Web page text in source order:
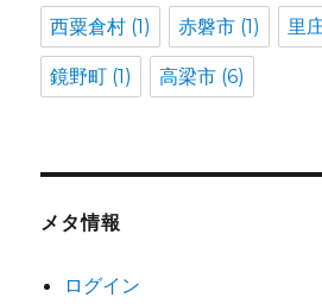
西粟倉村 (1) 赤磐市 (1) 里
鏡野町 (1) 高梁市 (6)
メタ情報
ログイン